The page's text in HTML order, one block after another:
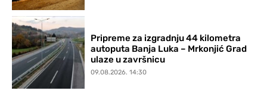
Pripreme za izgradnju 44 kilometra
autoputa Banja Luka – Mrkonjić Grad
ulaze u završnicu
09.08.2026. 14:30